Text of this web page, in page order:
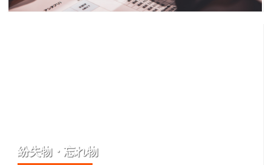
紛失物・忘れ物